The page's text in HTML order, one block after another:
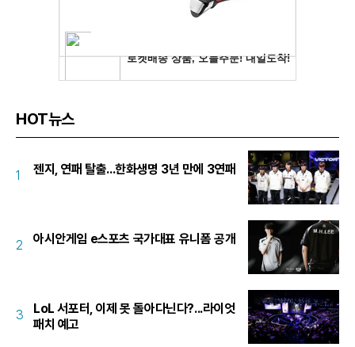
HOT뉴스
1 젠지, 연패 탈출...한화생명 3년 만에 3연패
2 아시안게임 e스포츠 국가대표 유니폼 공개
3
LoL 서포터, 이제 못 돌아다닌다?...라이엇
패치 예고